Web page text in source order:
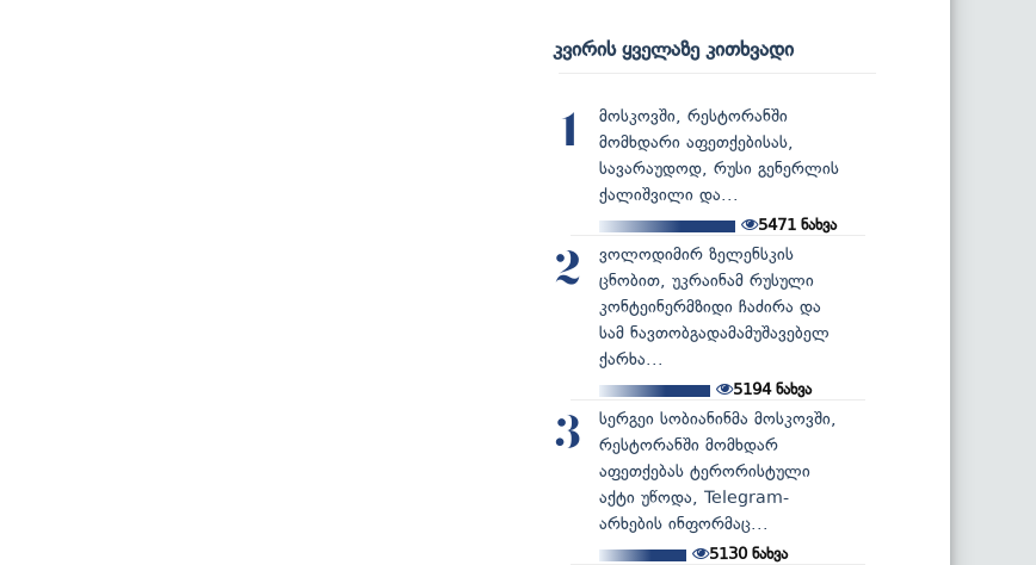
კვირის ყველაზე კითხვადი
1
მოსკოვში, რესტორანში
მომხდარი აფეთქებისას,
სავარაუდოდ, რუსი გენერლის
ქალიშვილი და...
5471 ნახვა
2
ვოლოდიმირ ზელენსკის
ცნობით, უკრაინამ რუსული
კონტეინერმზიდი ჩაძირა და
სამ ნავთობგადამამუშავებელ
ქარხა...
5194ნახვა
3
სერგეი სობიანინმა მოსკოვში,
რესტორანში მომხდარ
აფეთქებას ტერორისტული
აქტი უწოდა, Telegram-
არხების ინფორმაც...
5130ნახვა